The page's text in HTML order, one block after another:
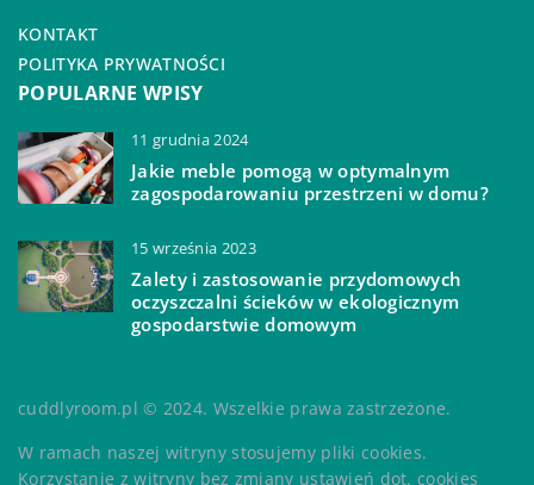
KONTAKT
POLITYKA PRYWATNOŚCI
POPULARNE WPISY
11 grudnia 2024
Jakie meble pomogą w optymalnym
zagospodarowaniu przestrzeni w domu?
15 września 2023
Zalety i zastosowanie przydomowych
oczyszczalni ścieków w ekologicznym
gospodarstwie domowym
cuddlyroom.pl © 2024. Wszelkie prawa zastrzeżone.
W ramach naszej witryny stosujemy pliki cookies.
Korzystanie z witryny bez zmiany ustawień dot. cookies